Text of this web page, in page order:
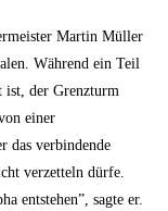
Martin Müller
Während ein Teil
ist, der Grenzturm
einer
das verbindende
verzetteln dürfe.
entstehen”, sagte er.